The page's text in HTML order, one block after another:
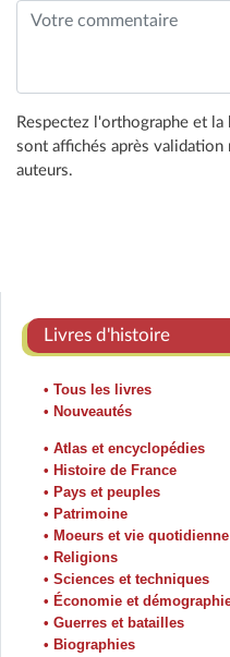
Respectez l'orthographe et la
sont affichés après validation
auteurs.
Livres d'histoire
• Tous les livres
• Nouveautés
• Atlas et encyclopédies
• Histoire de France
• Pays et peuples
• Patrimoine
• Moeurs et vie quotidienne
• Religions
• Sciences et techniques
• Économie et
• Guerres et batailles
• Biographies